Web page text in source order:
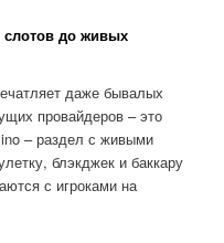
слотов до живых
даже бывалых
провайдеров – это
– раздел с живыми
блэкджек и баккару
с игроками на